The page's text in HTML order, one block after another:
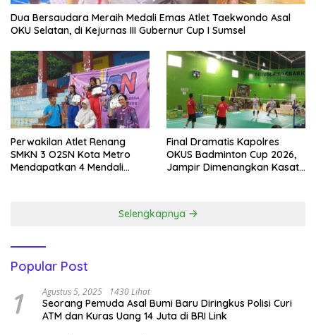
Dua Bersaudara Meraih Medali Emas Atlet Taekwondo Asal
OKU Selatan, di Kejurnas III Gubernur Cup I Sumsel
Perwakilan Atlet Renang
SMKN 3 O2SN Kota Metro
Mendapatkan 4 Mendali
Final Dramatis Kapolres
OKUS Badminton Cup 2026,
Jampir Dimenangkan Kasat
Selengkapnya
Popular Post
1 Agustus 5, 2025 1430 Lihat
Seorang Pemuda Asal Bumi Baru Diringkus Polisi Curi
ATM dan Kuras Uang 14 Juta di BRI Link